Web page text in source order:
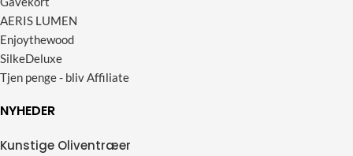
AERIS LUMEN
Enjoythewood
SilkeDeluxe
Tjen penge - bliv Affiliate
NYHEDER
Kunstige Oliventræer